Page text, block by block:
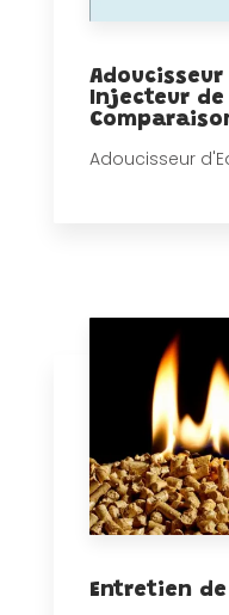
Adoucisseur
Injecteur de
Adoucisseur
Entretien